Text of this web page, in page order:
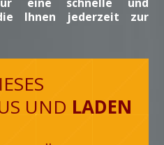
Ihnen jederzeit zur
UND LADEN